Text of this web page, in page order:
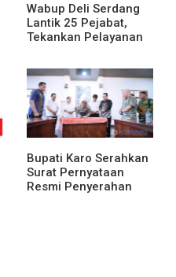
Wabup Deli Serdang
Lantik 25 Pejabat,
Tekankan Pelayanan
Humanis
Bupati Karo Serahkan
Surat Pernyataan
Resmi Penyerahan